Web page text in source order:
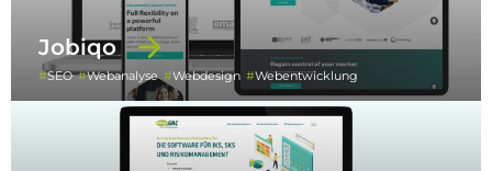
Jobiqo
SEO Webanalyse Webdesign Webentwicklung